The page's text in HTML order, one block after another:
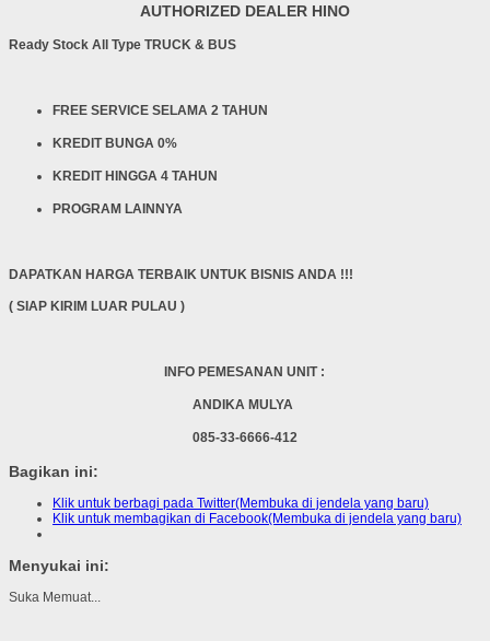
AUTHORIZED DEALER HINO
Ready Stock All Type TRUCK & BUS
FREE SERVICE SELAMA 2 TAHUN
KREDIT BUNGA 0%
KREDIT HINGGA 4 TAHUN
PROGRAM LAINNYA
DAPATKAN HARGA TERBAIK UNTUK BISNIS ANDA !!!
( SIAP KIRIM LUAR PULAU )
INFO PEMESANAN UNIT :
ANDIKA MULYA
085-33-6666-412
Bagikan ini:
Klik untuk berbagi pada Twitter(Membuka di jendela yang baru)
Klik untuk membagikan di Facebook(Membuka di jendela yang baru)
Menyukai ini:
Suka Memuat...